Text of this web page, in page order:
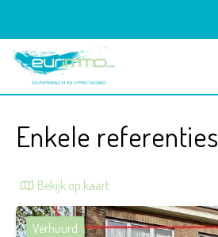
Enkele referenties
Bekijk op kaart
Verhuurd